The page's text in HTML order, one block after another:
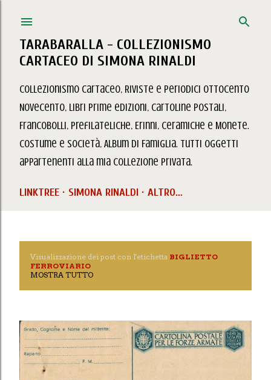
TARABARALLA - COLLEZIONISMO
CARTACEO DI SIMONA RINALDI
Collezionismo Cartaceo, Riviste e Periodici Ottocento
Novecento, Libri prime edizioni, Cartoline Postali,
Francobolli, Prefilateliche, Erinni, Ceramiche e Monete.
Costume e Società, Album di Famiglia. Tutti oggetti
appartenenti alla mia collezione privata.
LINKTREE SIMONA RINALDI ALTRO…
o
s
t
Visualizzazione dei post con l'etichetta BIGLIETTO
FERROVIARIO
MOSTRA TUTTO